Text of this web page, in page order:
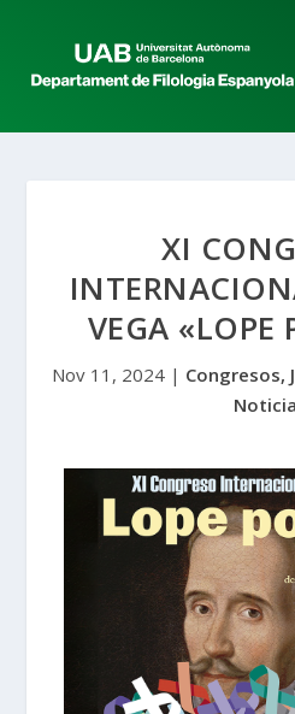
XI
VEGA «LOPE
Nov 11, 2024| Congresos,